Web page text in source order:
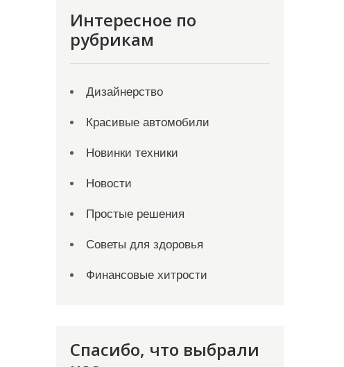
Интересное по
рубрикам
Дизайнерство
Красивые автомобили
Новинки техники
Новости
Простые решения
Советы для здоровья
Финансовые хитрости
Спасибо, что выбрали